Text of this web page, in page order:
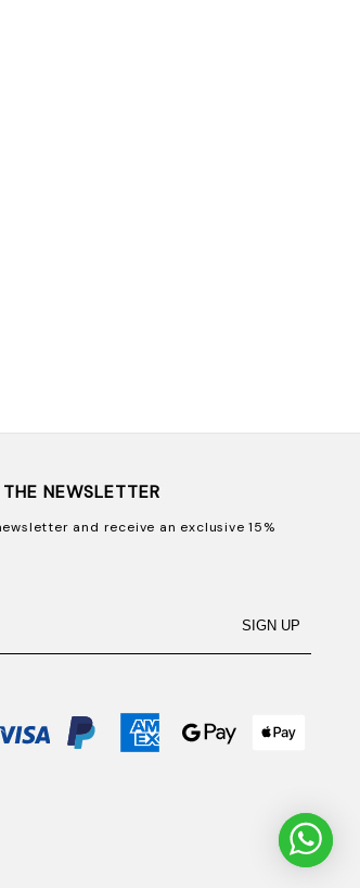
NEWSLETTER
and receive an exclusive 15%
SIGN UP